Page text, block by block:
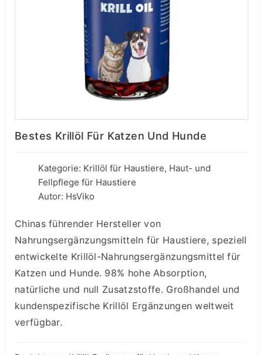
Bestes Krillöl Für Katzen Und Hunde
Kategorie: Krillöl für Haustiere, Haut- und
Fellpflege für Haustiere
Autor: HsViko
Chinas führender Hersteller von
Nahrungsergänzungsmitteln für Haustiere, speziell
entwickelte Krillöl-Nahrungsergänzungsmittel für
Katzen und Hunde. 98% hohe Absorption,
natürliche und null Zusatzstoffe. Großhandel und
kundenspezifische Krillöl Ergänzungen weltweit
verfügbar.